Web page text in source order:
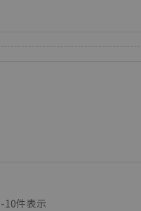
-10件表示